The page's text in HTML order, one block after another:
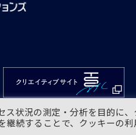
状況の測定・分析を目的に
続することで、クッキーの